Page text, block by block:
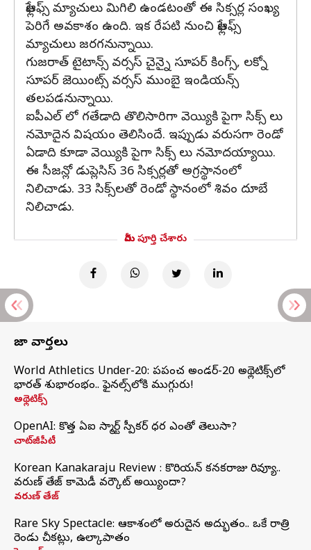
ఫ్లేఆఫ్స్ మ్యాచులు మిగిలి ఉండటంతో ఈ సిక్సర్ల సంఖ్య
పెరిగే అవకాశం ఉంది. ఇక రేపటి నుంచి ఫ్లేఆఫ్స్
మ్యాచులు జరగనున్నాయి.
గుజరాత్ టైటాన్స్ వర్సస్ చైన్నై సూపర్ కింగ్స్, లక్నో
సూపర్ జెయింట్స్ వర్సస్ ముంబై ఇండియన్స్
తలపడనున్నాయి.
ఐపీఎల్ లో గతేడాది తొలిసారిగా వెయ్యికి పైగా సిక్స్ లు
నమోదైన విషయం తెలిసిందే. ఇప్పుడు వరుసగా రెండో
ఏడాది కూడా వెయ్యికి పైగా సిక్స్ లు నమోదయ్యాయి.
ఈ సీజన్లో డుప్లెసిస్ 36 సిక్సర్లతో అగ్రస్థానంలో
నిలిచాడు. 33 సిక్స్‌లతో రెండో స్థానంలో శివం దూబే
నిలిచాడు.
మీరు పూర్తి చేశారు
తాజా వార్తలు
World Athletics Under-20: ప్రపంచ అండర్-20 అథ్లెటిక్స్‌లో
భారత్‌ శుభారంభం.. ఫైనల్స్‌లోకి ముగ్గురు!
అథ్లెటిక్స్
OpenAI: కొత్త ఏఐ స్మార్ట్ స్పీకర్ ధర ఎంతో తెలుసా?
చాట్‌జీపీటీ
Korean Kanakaraju Review : కొరియన్ కనకరాజు రివ్యూ..
వరుణ్ తేజ్ కామెడీ వర్కౌట్ అయ్యిందా?
వరుణ్ తేజ్
Rare Sky Spectacle: ఆకాశంలో అరుదైన అద్భుతం.. ఒకే రాత్రి
రెండు చీకట్లు, ఉల్కాపాతం